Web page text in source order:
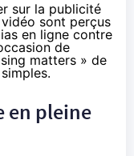
sur la publicité
sont perçus
en lignecontre
de
matters » de
en pleine